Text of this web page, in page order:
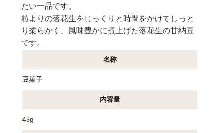
たい一品です。
粒よりの落花生をじっくりと時間をかけてしっと
り柔らかく、風味豊かに煮上げた落花生の甘納豆
です。
名称
豆菓子
内容量
45g